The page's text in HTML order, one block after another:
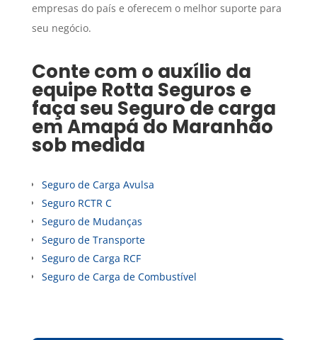
empresas do país e oferecem o melhor suporte para
seu negócio.
Conte com o auxílio da
equipe Rotta Seguros e
faça seu Seguro de carga
emAmapá do Maranhão
sob medida
Seguro de Carga Avulsa
Seguro RCTR C
Seguro de Mudanças
Seguro de Transporte
Seguro de Carga RCF
Seguro de Carga de Combustível